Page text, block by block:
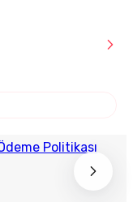
Politikası